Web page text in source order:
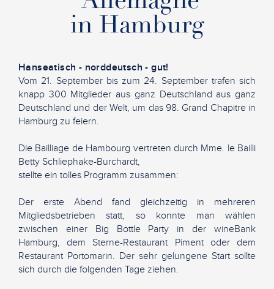
in Hamburg
Hanseatisch - norddeutsch - gut!
Vom 21. September bis zum 24. September trafen sich
knapp 300 Mitglieder aus ganz Deutschland aus ganz
Deutschland und der Welt, um das 98. Grand Chapitre in
Hamburg zu feiern.
Die Bailliage de Hambourg vertreten durch Mme. le Bailli
Betty Schliephake-Burchardt,
stellte ein tolles Programm zusammen:
Der erste Abend fand gleichzeitig in mehreren
Mitgliedsbetrieben statt, so konnte man wählen
zwischen einer Big Bottle Party in der wineBank
Hamburg, dem Sterne-Restaurant Piment oder dem
Restaurant Portomarin. Der sehr gelungene Start sollte
sich durch die folgenden Tage ziehen.